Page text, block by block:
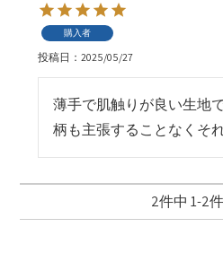
購入者
投稿日 2025/05/27
薄手で肌触りが良い生地で
柄も主張することなくそ
2件中 1-2